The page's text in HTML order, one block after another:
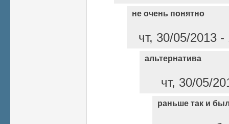
не очень понятно
чт, 30/05/2013
альтернатива
чт, 30/05/
раньше так и